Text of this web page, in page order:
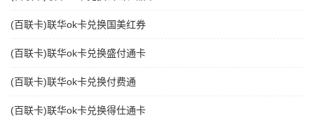
(百联卡)联华ok卡兑换国美红券
(百联卡)联华ok卡兑换盛付通卡
(百联卡)联华ok卡兑换付费通
(百联卡)联华ok卡兑换得仕通卡